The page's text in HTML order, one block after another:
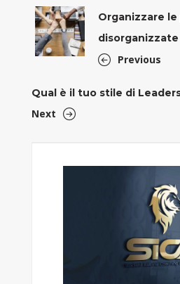
Organizzare
disorganizzate
Previous
Qual è il tuo stile di
Next